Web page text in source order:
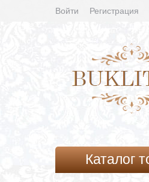
Войти Регистрация
Каталог